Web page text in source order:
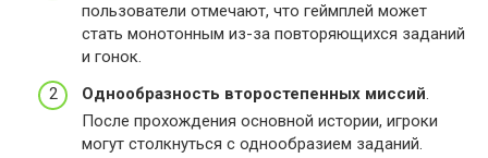
пользователи отмечают, что геймплей может
стать монотонным из-за повторяющихся заданий
и гонок.
Однообразность второстепенных миссий.
После прохождения основной истории, игроки
могут столкнуться с однообразием заданий.